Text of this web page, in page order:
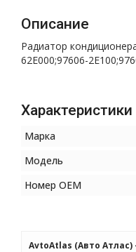
Описание
Радиатор
62E000;97606-
Характеристики
Марка
Модель
Номер OEM
AvtoAtlas (Авто